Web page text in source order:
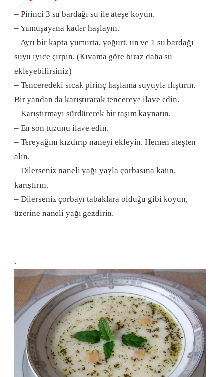
– Pirinci 3 su bardağı su ile ateşe koyun.
– Yumuşayana kadar haşlayın.
– Ayrı bir kapta yumurta, yoğurt, un ve 1 su bardağı
suyu iyice çırpın. (Kıvama göre biraz daha su
ekleyebilirsiniz)
– Tenceredeki sıcak pirinç haşlama suyuyla ılıştırın.
Bir yandan da karıştırarak tencereye ilave edin.
– Karıştırmayı sürdürerek bir taşım kaynatın.
– En son tuzunu ilave edin.
– Tereyağını kızdırıp naneyi ekleyin. Hemen ateşten
alın.
– Dilerseniz naneli yağı yayla çorbasına katın,
karıştırın.
– Dilerseniz çorbayı tabaklara olduğu gibi koyun,
üzerine naneli yağı gezdirin.
.